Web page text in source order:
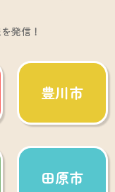
発信！
豊川市
田原市